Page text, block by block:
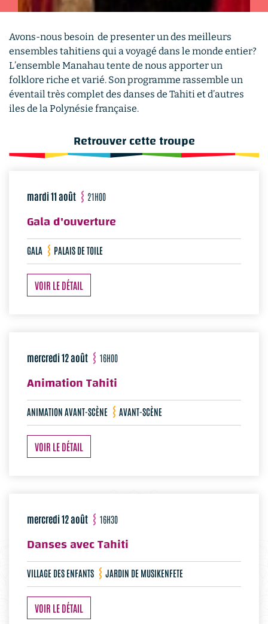
Avons-nous besoin de presenter un des meilleurs
ensembles tahitiens qui a voyagé dans le monde entier?
L’ensemble Manahau tente de nous apporter un
folklore riche et varié. Son programme rassemble un
éventail très complet des danses de Tahiti et d’autres
iles de la Polynésie française.
Retrouver cette troupe
Gala d'ouverture
mardi 11 août 21H00
GALA PALAIS DE TOILE
VOIR LE DÉTAIL
Animation Tahiti
mercredi 12 août 16H00
ANIMATION AVANT-SCÈNE AVANT-SCÈNE
VOIR LE DÉTAIL
Danses avec Tahiti
mercredi 12 août 16H30
VILLAGE DES ENFANTS JARDIN DE MUSIKENFETE
VOIR LE DÉTAIL